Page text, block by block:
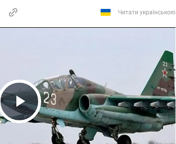
Читати українською
Play Video